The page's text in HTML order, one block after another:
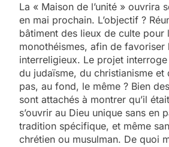
La « Maison de l’unité » ouvrira
en mai prochain. L’objectif ?
bâtiment des lieux de culte pour
monothéismes, afin de favoriser
interreligieux. Le projet
du judaïsme, du christianisme et
pas, au fond, le même ? Bien
sont attachés à montrer qu’il
s’ouvrir au Dieu unique sans en
tradition spécifique, et même
chrétien ou musulman. De quoi